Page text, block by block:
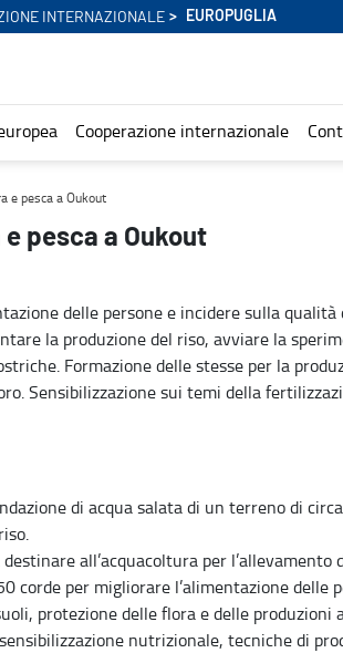
INTERNAZIONALE EUROPUGLIA
Cooperazione internazionale
e pesca a Oukout
pesca a Oukout
delle persone e incidere sulla qualità
la produzione del riso, avviare la
Formazione delle stesse per la
Sensibilizzazione sui temi della
di acqua salata di un terreno di
all’acquacoltura per l’allevamento
corde per migliorare l’alimentazione delle
protezione delle flora e delle produzioni
nutrizionale, tecniche di